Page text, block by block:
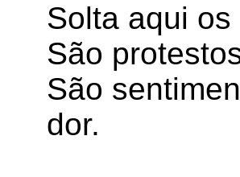
Solta aqui
São
São
dor.